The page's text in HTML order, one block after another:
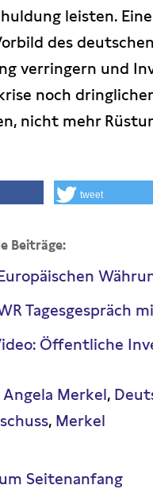
leisten.
des
verringern und
noch
nicht mehr
tweet
Beiträge:
Tagesgespräch
Öffentliche
Angela Merkel
Merkel
Seitenanfang